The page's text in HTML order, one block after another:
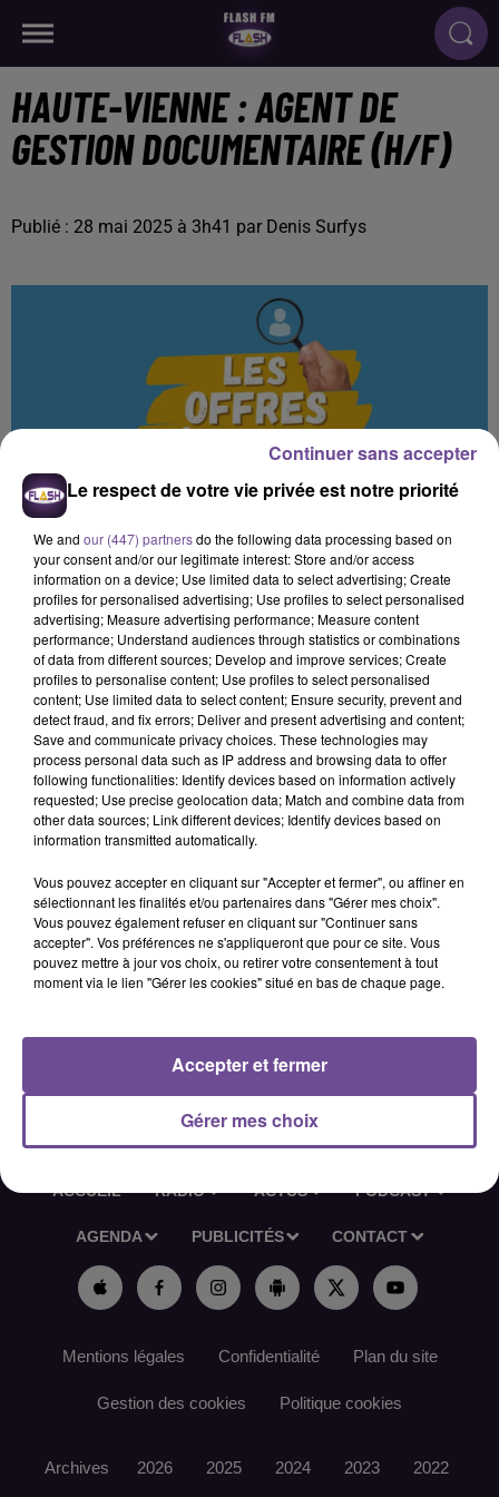
HAUTE-VIENNE : AGENT DE
GESTION DOCUMENTAIRE (H/F)
Publié : 28 mai 2025 à 3h41 par Denis Surfys
Une entreprise de Limoges recherche
un agent de gestion documentaire
(H/F).
Une entreprise de Limoges recherche un agent de gestion
documentaire (H/F). Vous serez positionné sur un poste de
reprographie, l’éditique, le traitement de courrier et l'accueil
téléphonique. Des déplacements avec le véhicule de service
sont aussi à prévoir sur Limoges entre les deux sites du
client avec du port de charge. Vous êtes motivé, autonome,
Référence de l’offre France Travail : 192VKTQ
ACCUEIL RADIO ACTUS PODCAST
AGENDA PUBLICITÉS CONTACT
Mentions légales Confidentialité Plan du site
Gestion des cookies Politique cookies
Archives 2026 2025 2024 2023 2022
Le respect de votre vie privée est notre priorité
We and our (447) partnersdo the following data processing based on
your consent and/or our legitimate interest: Store and/or access
information on a device; Use limited data to select advertising; Create
profiles for personalised advertising; Use profiles to select personalised
advertising; Measure advertising performance; Measure content
performance; Understand audiences through statistics or combinations
of data from different sources; Develop and improve services; Create
profiles to personalise content; Use profiles to select personalised
content; Use limited data to select content; Ensure security, prevent and
detect fraud, and fix errors; Deliver and present advertising and content;
Save and communicate privacy choices. These technologies may
process personal data such as IP address and browsing data to offer
following functionalities: Identify devices based on information actively
requested; Use precise geolocation data; Match and combine data from
other data sources; Link different devices; Identify devices based on
information transmitted automatically.
Vous pouvez accepter en cliquant sur "Accepter et fermer", ou affiner en
sélectionnant les finalités et/ou partenaires dans "Gérer mes choix".
Vous pouvez également refuser en cliquant sur "Continuer sans
accepter". Vos préférences ne s'appliqueront que pour ce site. Vous
pouvez mettre à jour vos choix, ou retirer votre consentement à tout
moment via le lien "Gérer les cookies" situé en bas de chaque page.
Gérer mes choix
Accepter et fermer
Continuer sans accepter